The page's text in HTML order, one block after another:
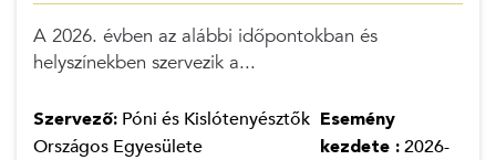
A 2026. évben az alábbi időpontokban és
helyszínekben szervezik a...
Szervező:Póni és Kislótenyésztők
Országos Egyesülete
Esemény
kezdete :2026-